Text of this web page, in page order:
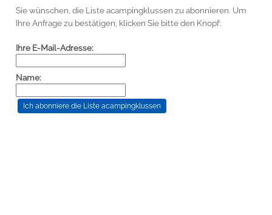
Sie wünschen, die Liste acampingklussen zu abonnieren. Um
Ihre Anfrage zu bestätigen, klicken Sie bitte den Knopf:
Ihre E-Mail-Adresse:
Name: